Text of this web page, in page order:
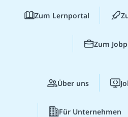
Zum Lernportal
Zum
Über uns
Für Unternehmen